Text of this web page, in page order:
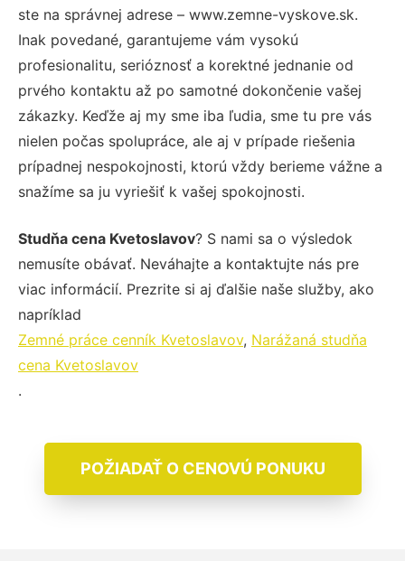
ste na správnej adrese – www.zemne-vyskove.sk.
Inak povedané, garantujeme vám vysokú
profesionalitu, serióznosť a korektné jednanie od
prvého kontaktu až po samotné dokončenie vašej
zákazky. Keďže aj my sme iba ľudia, sme tu pre vás
nielen počas spolupráce, ale aj v prípade riešenia
prípadnej nespokojnosti, ktorú vždy berieme vážne a
snažíme sa ju vyriešiť k vašej spokojnosti.
Studňa cena Kvetoslavov? S nami sa o výsledok
nemusíte obávať. Neváhajte a kontaktujte nás pre
viac informácií. Prezrite si aj ďalšie naše služby, ako
napríklad
Zemné práce cenník Kvetoslavov, Narážaná studňa
cena Kvetoslavov
.
POŽIADAŤ O CENOVÚ PONUKU